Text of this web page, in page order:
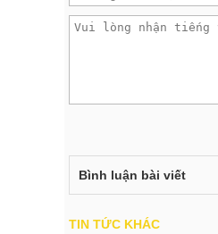
Bình luận bài viết
TIN TỨC KHÁC